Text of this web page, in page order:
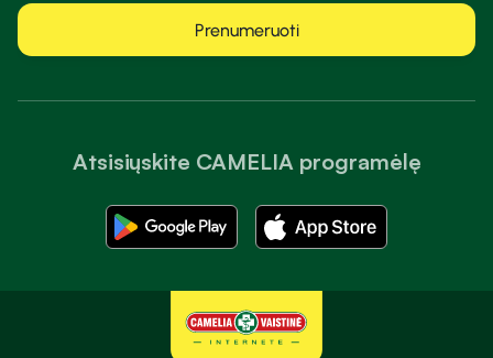
Atsisiųskite CAMELIA programėlę
Prenumeruoti